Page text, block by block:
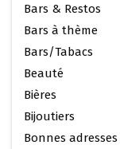
Bars & Restos
Bars à thème
Bars/Tabacs
Beauté
Bières
Bijoutiers
Bonnes adresses